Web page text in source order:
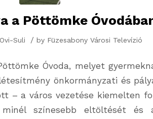
a Pöttömke
Ovi-Suli / by Füzesabony Városi Televízió
Óvoda, melyet
önkormányzati és
– a város vezetése kiemelten
színesebb eltöltését és